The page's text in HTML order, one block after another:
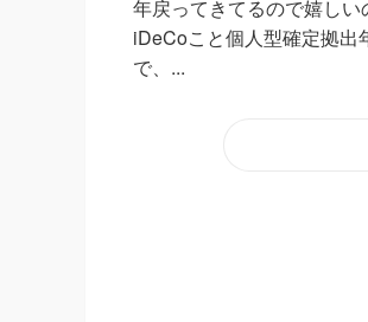
年戻ってきてるので嬉し
iDeCoこと個人型確定拠
で、...